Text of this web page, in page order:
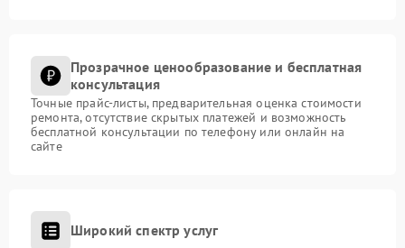
Прозрачное ценообразование и бесплатная
консультация
Точные прайс-листы, предварительная оценка стоимости
ремонта, отсутствие скрытых платежей и возможность
бесплатной консультации по телефону или онлайн на
сайте
Широкий спектр услуг